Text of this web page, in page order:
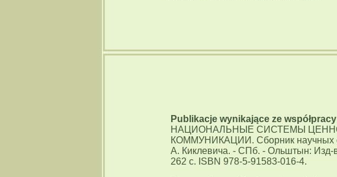
Publikacje wynikające ze
НАЦИОНАЛЬНЫЕ СИСТЕМЫ
КОММУНИКАЦИИ. Сборник научных
А. Киклевича. - СПб. - Ольштын: Изд-
262 с. ISBN 978-5-91583-016-4.